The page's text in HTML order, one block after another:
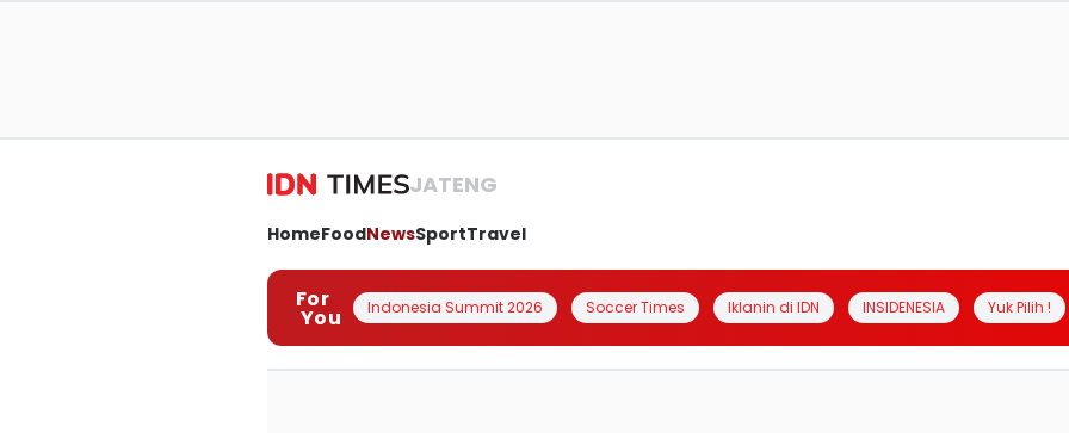
JATENG
HomeFoodNewsSportTravel
For
You Indonesia Summit 2026 Soccer Times Iklanin di IDN INSIDENESIA Yuk Pilih !